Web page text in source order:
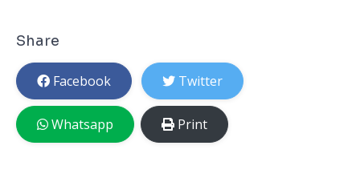
Share
Facebook Twitter
Whatsapp Print